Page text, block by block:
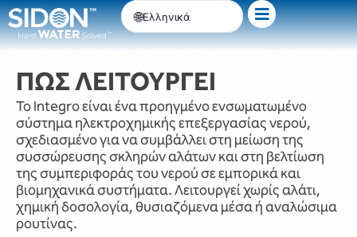
Μετάβαση
στο
περιεχόμενο
Ελληνικά
ΠΩΣ ΛΕΙΤΟΥΡΓΕΙ
Το Integro είναι ένα προηγμένο ενσωματωμένο
σύστημα ηλεκτροχημικής επεξεργασίας νερού,
σχεδιασμένο για να συμβάλλει στη μείωση της
συσσώρευσης σκληρών αλάτων και στη βελτίωση
της συμπεριφοράς του νερού σε εμπορικά και
βιομηχανικά συστήματα. Λειτουργεί χωρίς αλάτι,
χημική δοσολογία, θυσιαζόμενα μέσα ή αναλώσιμα
ρουτίνας.